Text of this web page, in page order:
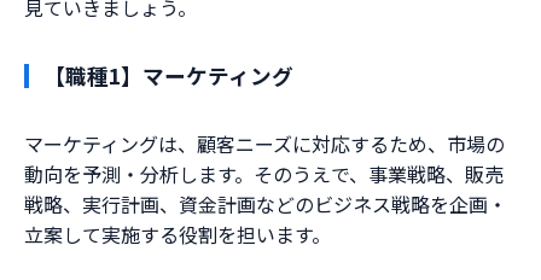
見ていきましょう。
【職種1】マーケティング
マーケティングは、顧客ニーズに対応するため、市場の
動向を予測・分析します。そのうえで、事業戦略、販売
戦略、実行計画、資金計画などのビジネス戦略を企画・
立案して実施する役割を担います。